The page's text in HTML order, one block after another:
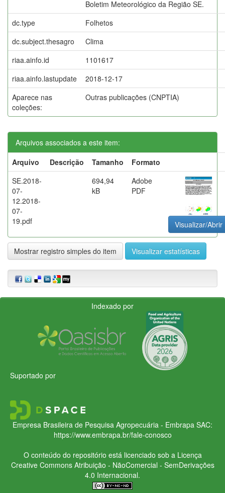
Boletim Meteorológico da Região SE.
dc.type
Folhetos
dc.subject.thesagro
Clima
riaa.ainfo.id
1101617
riaa.ainfo.lastupdate
2018-12-17
Aparece nas
coleções:
Outras publicações (CNPTIA)
Arquivos associados a este item:
Arquivo
Descrição Tamanho
Formato
SE.2018-
07-
12.2018-
07-
19.pdf
694,94
kB
Adobe
PDF
Visualizar/Abrir
Mostrar registro simples do item Visualizar estatísticas
Indexado por
Suportado por
Empresa Brasileira de Pesquisa Agropecuária - Embrapa SAC:
https://www.embrapa.br/fale-conosco
O conteúdo do repositório está licenciado sob a Licença
Creative CommonsAtribuição - NãoComercial - SemDerivações
4.0 Internacional.